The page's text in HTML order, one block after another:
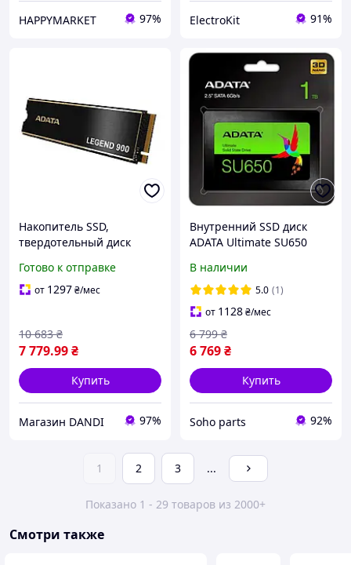
HAPPYMARKET 97% ElectroKit 91%
Накопитель SSD,
твердотельный диск
gen4x4 3d nand
Готово к отправке
от 1297₴/мес
7 779.99₴
10 683 ₴
Купить
Магазин DANDI 97%
Внутренний SSD диск
ADATA Ultimate SU650
В наличии
5.0 (1)
от 1128₴/мес
6 769₴
6 799 ₴
Купить
Soho parts 92%
1 2 3 ...
Показано 1 - 29 товаров из 2000+
Смотри также